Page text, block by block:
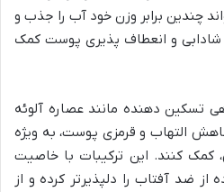
چندین برابر وزن خود آب را جذب و
و انعطاف پذیری پوست کمک
تسکین دهنده مانند عصاره آلوئه
التهاب و قرمزی پوست، به ویژه
کنند. این ترکیبات با خاصیت
از ضد آفتاب را دلپذیرتر کرده و از